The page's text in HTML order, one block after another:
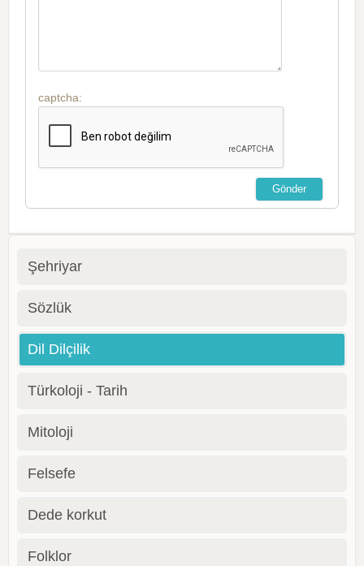
captcha:
Şehriyar
Sözlük
Dil Dilçilik
Türkoloji - Tarih
Mitoloji
Felsefe
Dede korkut
Folklor